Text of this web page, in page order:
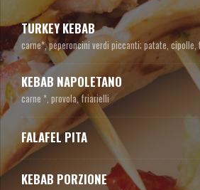
TURKEY KEBAB
carne*, peperoncini verdi piccanti; patate,
KEBAB NAPOLETANO
carne *, provola, friarielli
FALAFEL PITA
KEBAB PORZIONE